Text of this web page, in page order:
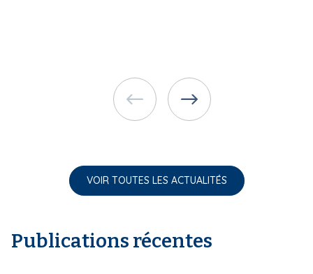
VOIR TOUTES LES ACTUALITÉS
Publications récentes